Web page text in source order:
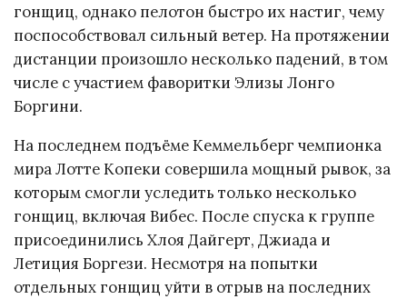
гонщиц, однако пелотон быстро их настиг, чему
поспособствовал сильный ветер. На протяжении
дистанции произошло несколько падений, в том
числе с участием фаворитки Элизы Лонго
Боргини.
На последнем подъёме Кеммельберг чемпионка
мира Лотте Копеки совершила мощный рывок, за
которым смогли уследить только несколько
гонщиц, включая Вибес. После спуска к группе
присоединились Хлоя Дайгерт, Джиада и
Летиция Боргези. Несмотря на попытки
отдельных гонщиц уйти в отрыв на последних